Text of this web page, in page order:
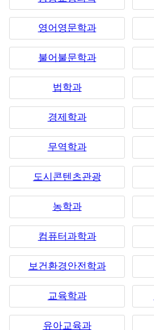
영어영문학과
불어불문학과
법학과
경제학과
무역학과
도시콘텐츠관광
농학과
컴퓨터과학과
보건환경안전학과
교육학과
유아교육과